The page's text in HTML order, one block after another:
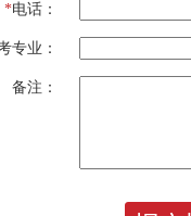
*电话：
专业：
备注：